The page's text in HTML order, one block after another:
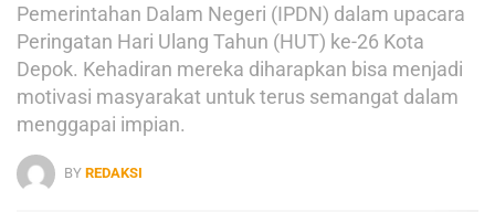
Pemerintahan Dalam Negeri (IPDN) dalam upacara
Peringatan Hari Ulang Tahun (HUT) ke-26 Kota
Depok. Kehadiran mereka diharapkan bisa menjadi
motivasi masyarakat untuk terus semangat dalam
menggapai impian.
BY REDAKSI